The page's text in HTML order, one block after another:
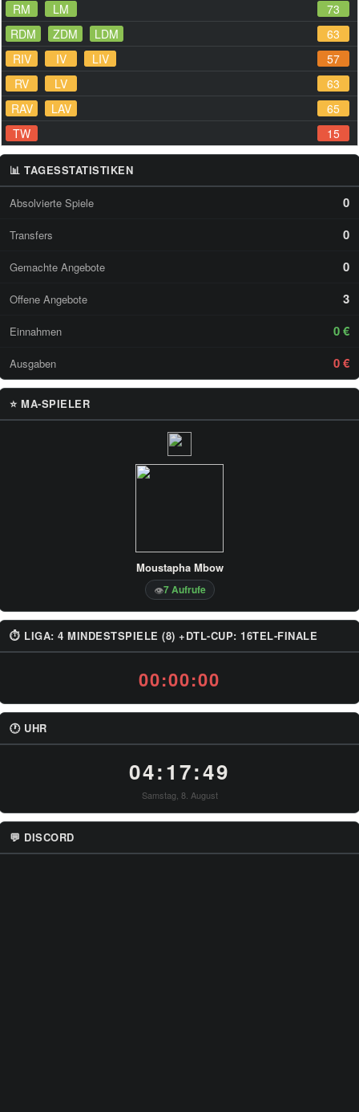
RM
LM
73
RDM
ZDM LDM
63
RIV
IV LIV
57
RV
LV
63
RAV
LAV
65
TW
15
📊 TAGESSTATISTIKEN
Absolvierte Spiele 0
Transfers 0
Gemachte Angebote 0
Offene Angebote 3
Einnahmen 0 €
Ausgaben 0 €
⭐ MA-SPIELER
Moustapha Mbow
👁7 Aufrufe
⏱ LIGA: 4 MINDESTSPIELE (8) +DTL-CUP: 16TEL-FINALE
00:00:00
🕐 UHR
04:17:49
Samstag, 8. August
💬 DISCORD